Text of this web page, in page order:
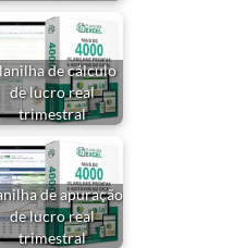
de cálculo
de lucro real
trimestral
de apuração
de lucro real
trimestral